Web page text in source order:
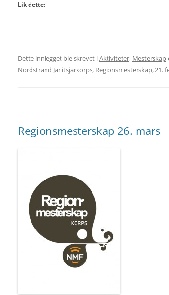
Lik dette:
Dette innlegget ble skrevet iAktiviteter, Mesterskap
Nordstrand Janitsjarkorps, Regionsmesterskap,21.
Regionsmesterskap 26. mars